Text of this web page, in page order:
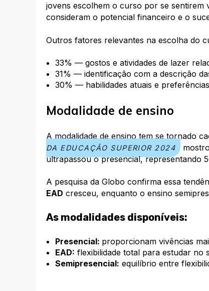
jovens escolhem o curso por se sentirem
consideram o potencial financeiro e o
Outros fatores relevantes na escolha do
33% — gostos e atividades de lazer
31% — identificação com a descrição
30% — habilidades atuais e
Modalidade de ensino
A modalidade de ensino tem se tornado
DA EDUCAÇÃO SUPERIOR 2024
ultrapassou o presencial, representando
A pesquisa da Globo confirma essa
EAD cresceu, enquanto o ensino
As modalidades disponíveis:
Presencial: proporcionam vivências
EAD: flexibilidade total para estudar no
Semipresencial: equilíbrio entre